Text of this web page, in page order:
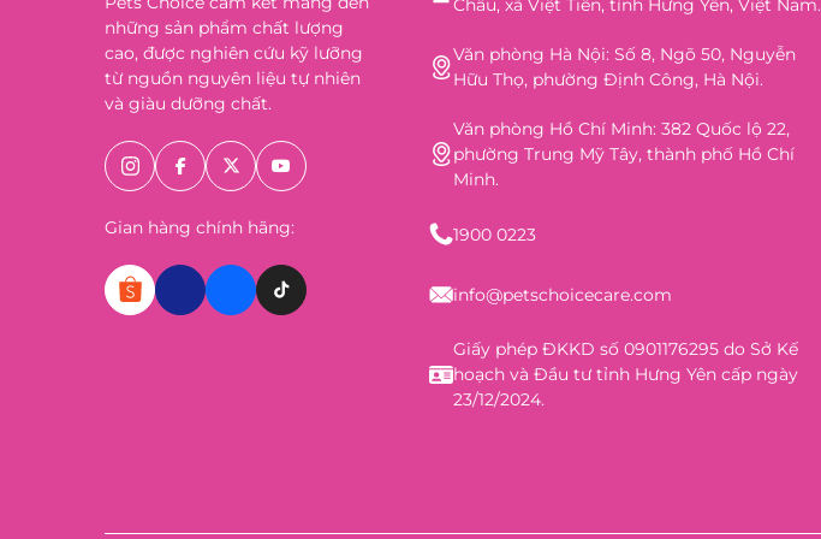
những sản phẩm chất lượng
cao, được nghiên cứu kỹ lưỡng
từ nguồn nguyên liệu tự nhiên
và giàu dưỡng chất.
Gian hàng chính hãng:
Châu, xã Việt Tiến, tỉnh Hưng Yên, Việt Nam.
Văn phòng Hà Nội: Số 8, Ngõ 50, Nguyễn
Hữu Thọ, phường Định Công, Hà Nội.
Văn phòng Hồ Chí Minh: 382 Quốc lộ 22,
phường Trung Mỹ Tây, thành phố Hồ Chí
Minh.
1900 0223
info@petschoicecare.com
Giấy phép ĐKKD số 0901176295 do Sở Kế
hoạch và Đầu tư tỉnh Hưng Yên cấp ngày
23/12/2024.